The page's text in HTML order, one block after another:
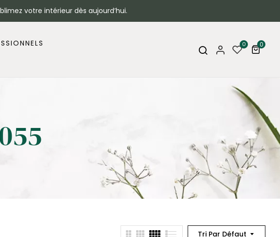
votre intérieur dès aujourd’hui.
0 0
Tri Par Défaut